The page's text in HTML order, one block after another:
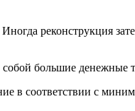
реконструкция
собой большие денежные
в соответствии с